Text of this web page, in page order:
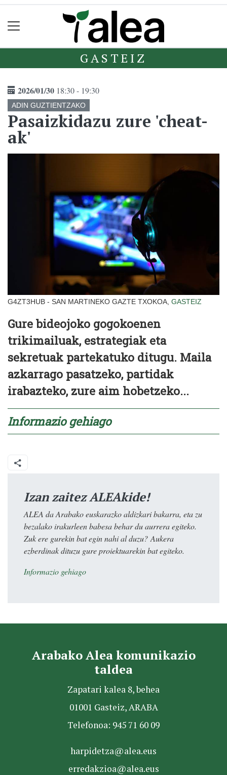
GASTEIZ
2026/01/30 18:30 - 19:30
ADIN GUZTIENTZAKO
Pasaizkidazu zure 'cheat-
ak'
G4ZT3HUB - SAN MARTINEKO GAZTE TXOKOA, GASTEIZ
Gure bideojoko gogokoenen
trikimailuak, estrategiak eta
sekretuak partekatuko ditugu. Maila
azkarrago pasatzeko, partidak
irabazteko, zure aim hobetzeko...
Informazio gehiago
Izan zaitez ALEAkide!
ALEA da Arabako euskarazko aldizkari bakarra, eta zu
bezalako irakurleen babesa behar du aurrera egiteko.
Zuk ere gurekin bat egin nahi al duzu? Aukera
ezberdinak dituzu gure proiektuarekin bat egiteko.
Informazio gehiago
Arabako Alea komunikazio
taldea
Zapatari kalea 8, behea
01001 Gasteiz, ARABA
Telefonoa: 945 71 60 09
harpidetza@alea.eus
erredakzioa@alea.eus